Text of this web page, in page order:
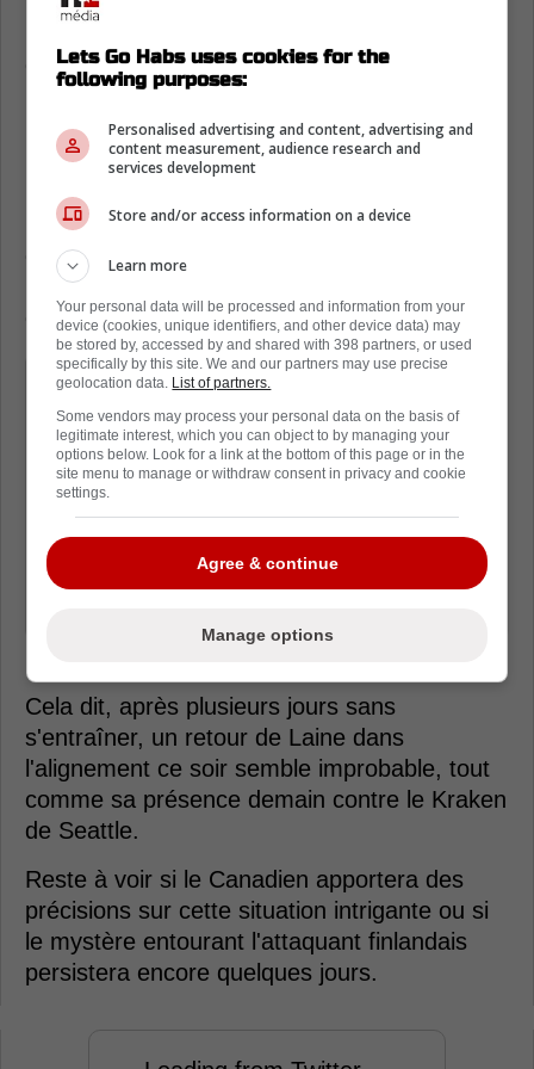
de son indisponibilité.
match contre Vancouver
Comme aucune séance d'entraînement n'est
prévue aujourd'hui, il faudra attendre le point
de presse prévu avant la rencontre face aux
Canucks pour obtenir des précisions sur le
dossier.
« Les Canadiens ne tiendront pas
d'entraînement matinal mardi.
St-Louis et des joueurs sélectionnés
s'adresseront aux médias à l'hôtel en
avant-match. »
Cela dit, après plusieurs jours sans
s'entraîner, un retour de Laine dans
l'alignement ce soir semble improbable, tout
comme sa présence demain contre le Kraken
de Seattle.
Reste à voir si le Canadien apportera des
précisions sur cette situation intrigante ou si
le mystère entourant l'attaquant finlandais
persistera encore quelques jours.
Lets Go Habs uses cookies for the
following purposes:
Personalised advertising and content, advertising and
content measurement, audience research and
services development
Store and/or access information on a device
Learn more
Your personal data will be processed and information from your
device (cookies, unique identifiers, and other device data) may
be stored by, accessed by and shared with 398 partners, or used
specifically by this site. We and our partners may use precise
geolocation data. List of partners.
Some vendors may process your personal data on the basis of
legitimate interest, which you can object to by managing your
options below. Look for a link at the bottom of this page or in the
site menu to manage or withdraw consent in privacy and cookie
settings.
Agree & continue
Manage options